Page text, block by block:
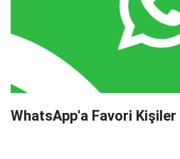
WhatsApp'a Favori